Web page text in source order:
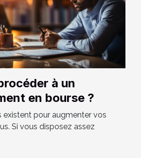
à un
en bourse ?
existent pour augmenter vos
Si vous disposez assez